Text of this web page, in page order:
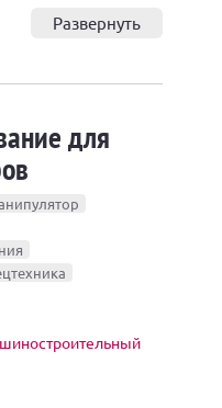
Развернуть
для